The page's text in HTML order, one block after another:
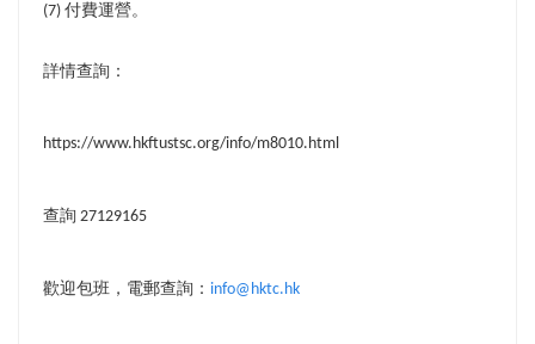
(7) 付費運營。
詳情查詢：
https://www.hkftustsc.org/info/m8010.html
查詢 27129165
歡迎包班，電郵查詢： info@hktc.hk